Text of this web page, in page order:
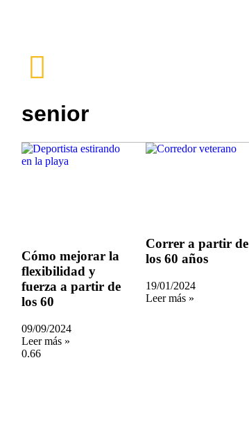
senior
Cómo mejorar la
flexibilidad y
fuerza a partir de
los 60
09/09/2024
Leer más »
Correr a partir de
los 60 años
19/01/2024
Leer más »